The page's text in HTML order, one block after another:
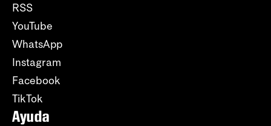
RSS
YouTube
WhatsApp
Instagram
Facebook
TikTok
Ayuda